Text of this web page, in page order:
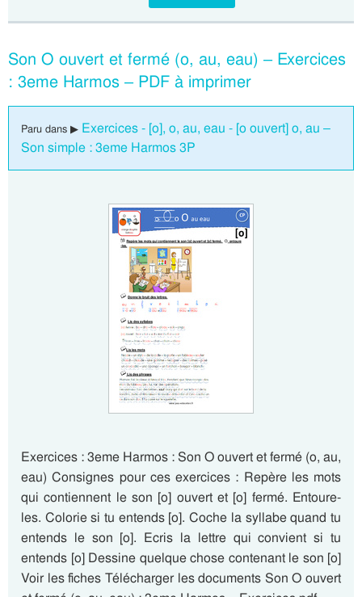
Son O ouvert et fermé (o, au, eau) – Exercices
: 3eme Harmos – PDF à imprimer
Paru dans ▶ Exercices - [o], o, au, eau - [o ouvert] o, au –
Son simple : 3eme Harmos 3P
Exercices : 3eme Harmos : Son O ouvert et fermé (o, au,
eau) Consignes pour ces exercices : Repère les mots
qui contiennent le son [o] ouvert et [o] fermé. Entoure-
les. Colorie si tu entends [o]. Coche la syllabe quand tu
entends le son [o]. Ecris la lettre qui convient si tu
entends [o] Dessine quelque chose contenant le son [o]
Voir les fiches Télécharger les documents Son O ouvert